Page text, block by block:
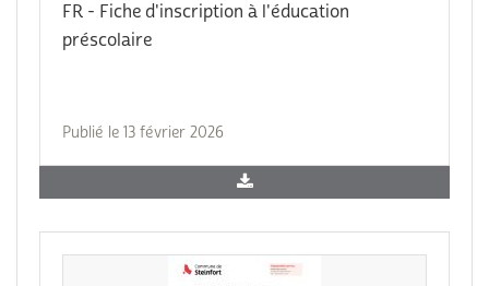
FR - Fiche d'inscription à l'éducation
préscolaire
Publié le 13 février 2026